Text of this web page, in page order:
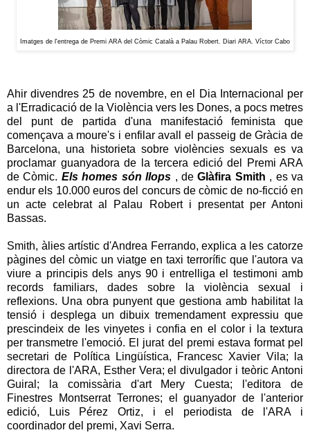
Imatges de l'entrega de Premi ARA del Còmic Català a Palau Robert. Diari ARA. Víctor Cabo
Ahir divendres 25 de novembre, en el Dia Internacional per
a l'Erradicació de la Violència vers les Dones, a pocs metres
del punt de partida d'una manifestació feminista que
començava a moure's i enfilar avall el passeig de Gràcia de
Barcelona, una historieta sobre violències sexuals es va
proclamar guanyadora de la tercera edició del Premi ARA
de Còmic. Els homes són llops , deGlàfira Smith , es va
endur els 10.000 euros del concurs de còmic de no-ficció en
un acte celebrat al Palau Robert i presentat per Antoni
Bassas.
Smith, àlies artístic d'Andrea Ferrando, explica a les catorze
pàgines del còmic un viatge en taxi terrorífic que l'autora va
viure a principis dels anys 90 i entrelliga el testimoni amb
records familiars, dades sobre la violència sexual i
reflexions. Una obra punyent que gestiona amb habilitat la
tensió i desplega un dibuix tremendament expressiu que
prescindeix de les vinyetes i confia en el color i la textura
per transmetre l'emoció. El jurat del premi estava format pel
secretari de Política Lingüística, Francesc Xavier Vila; la
directora de l'ARA, Esther Vera; el divulgador i teòric Antoni
Guiral; la comissària d'art Mery Cuesta; l'editora de
Finestres Montserrat Terrones; el guanyador de l'anterior
edició, Luis Pérez Ortiz, i el periodista de l'ARA i
coordinador del premi, Xavi Serra.